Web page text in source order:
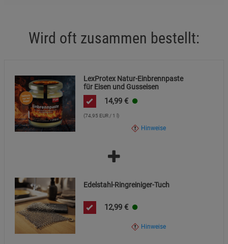
Wird oft zusammen bestellt:
LexProtex Natur-Einbrennpaste
für Eisen und Gusseisen
14,99 €
(74,95 EUR / 1 l)
Hinweise
Edelstahl-Ringreiniger-Tuch
12,99 €
Hinweise
Marketing Cookies (3) Marketing Cookies
Cookie-Informationenanzeigen
Datenschutzerklärung